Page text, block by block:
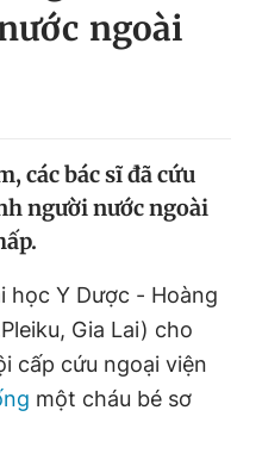
cần biết
ngoài
các bác sĩ đã cứu
người nước ngoài
học Y Dược - Hoàng
Gia Lai) cho
cấp cứu ngoại viện
một cháu bé sơ